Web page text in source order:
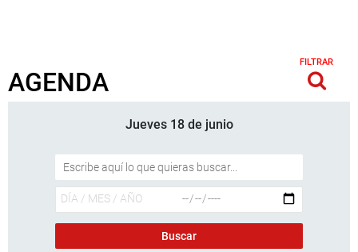
AGENDA
FILTRAR
Jueves 18 de junio